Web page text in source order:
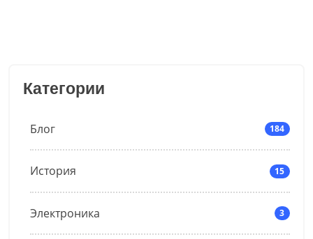
Категории
Блог 184
История 15
Электроника 3